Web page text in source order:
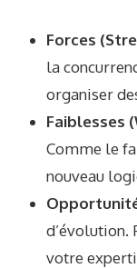
Forces
la
organiser
Faiblesses
Comme le
nouveau
d’évolution.
votre